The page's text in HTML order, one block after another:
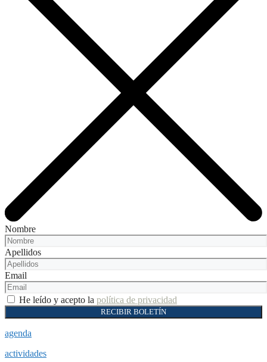
Nombre
Apellidos
Email
He leído y acepto la política de privacidad
RECIBIR BOLETÍN
agenda
actividades